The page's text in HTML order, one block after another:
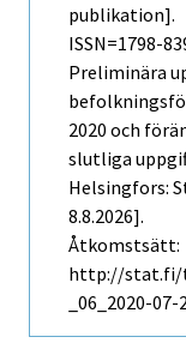
publikation].
ISSN=1798-
Preliminära
2020 och
slutliga
Helsingfors:
8.8.2026].
Åtkomstsätt:
http://stat.fi/
_06_2020-